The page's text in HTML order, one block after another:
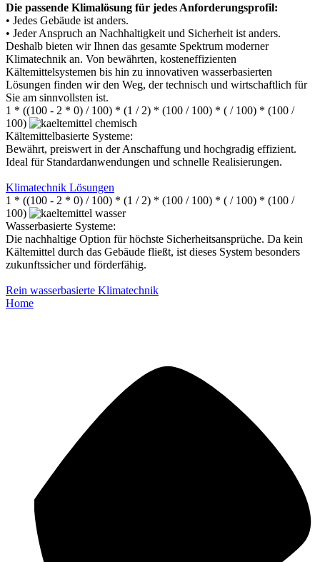
Die passende Klimalösung für jedes Anforderungsprofil:
• Jedes Gebäude ist anders.
• Jeder Anspruch an Nachhaltigkeit und Sicherheit ist anders.
Deshalb bieten wir Ihnen das gesamte Spektrum moderner
Klimatechnik an. Von bewährten, kosteneffizienten
Kältemittelsystemen bis hin zu innovativen wasserbasierten
Lösungen finden wir den Weg, der technisch und wirtschaftlich für
Sie am sinnvollsten ist.
1 * ((100 - 2 * 0) / 100) * (1 / 2) * (100 / 100) * ( / 100) * (100 /
100)
Kältemittelbasierte Systeme:
Bewährt, preiswert in der Anschaffung und hochgradig effizient.
Ideal für Standardanwendungen und schnelle Realisierungen.
Klimatechnik Lösungen
1 * ((100 - 2 * 0) / 100) * (1 / 2) * (100 / 100) * ( / 100) * (100 /
100)
Wasserbasierte Systeme:
Die nachhaltige Option für höchste Sicherheitsansprüche. Da kein
Kältemittel durch das Gebäude fließt, ist dieses System besonders
zukunftssicher und förderfähig.
Rein wasserbasierte Klimatechnik
Home